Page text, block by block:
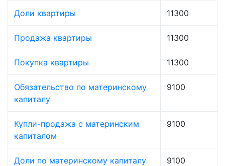
Доли квартиры 11300
Продажа квартиры 11300
Покупка квартиры 11300
Обязательство по материнскому
капиталу
9100
Купли-продажа с материнским
капиталом
9100
Доли по материнскому капиталу 9100